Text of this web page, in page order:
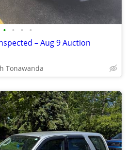
• • • •
– Aug 9 Auction
Tonawanda